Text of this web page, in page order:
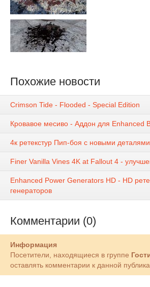
Похожие новости
Crimson Tide - Flooded - Special Edition
Кровавое месиво - Аддон для Enhanced
4к ретекстур Пип-боя с новыми деталями
Finer Vanilla Vines 4K at Fallout 4 -
Enhanced Power Generators HD - HD
генераторов
Комментарии (0)
Информация
Посетители, находящиеся в группе
оставлять комментарии к данной